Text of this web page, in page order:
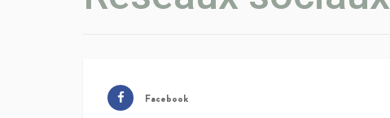
Facebook